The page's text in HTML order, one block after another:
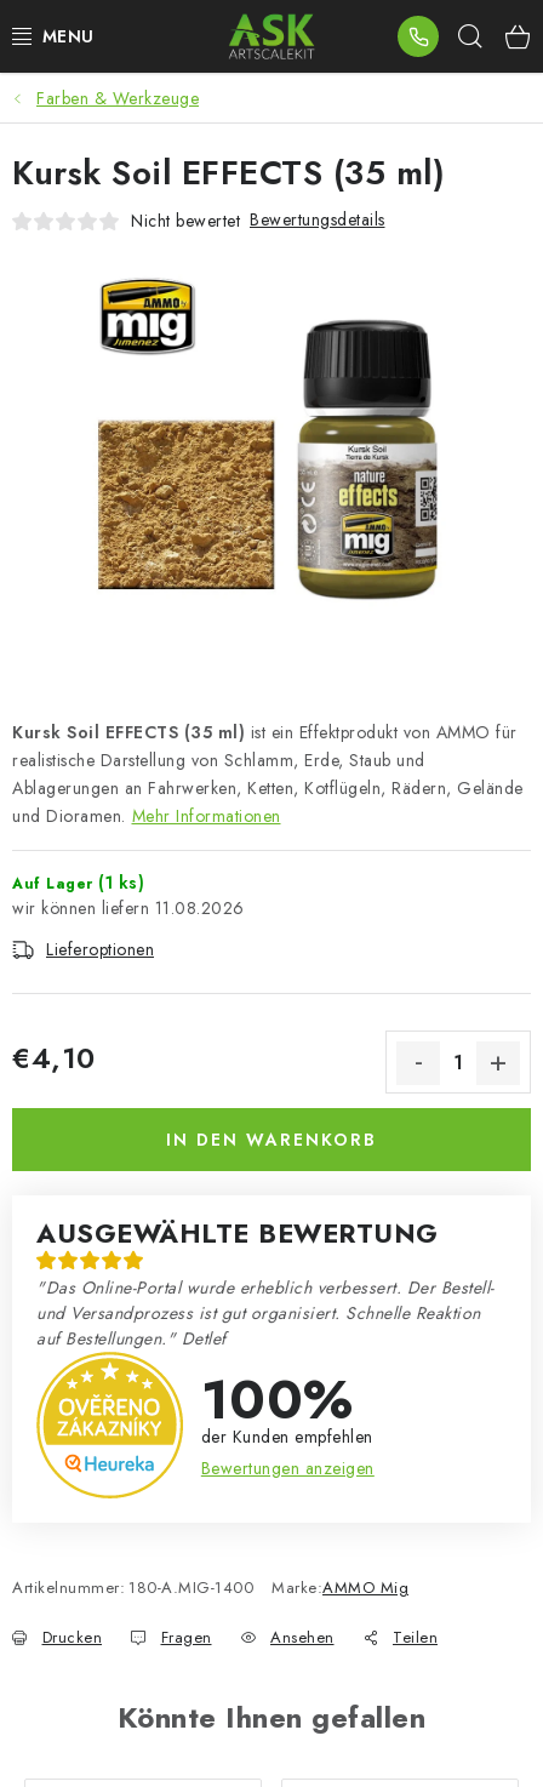
Inhalt
BLOG
SUMMER DAYS
WARHAMMER
ASK PRODUKTE
NEUHEITEN
PLASTIKMODELLE
ZUBEHÖR
FARBEN & WERKZEUGE
VOUCHERS
VERKAUFTE MARKEN
Versand und Bezahlung
Bedingungen und Konditionen
Datenschutzbestimmungen
Farben & Werkzeuge
Kursk Soil EFFECTS (35 ml) ist ein Effektprodukt von AMMO für
realistische Darstellung von Schlamm, Erde, Staub und
Ablagerungen an Fahrwerken, Ketten, Kotflügeln, Rädern, Gelände
und Dioramen. Mehr Informationen
Auf Lager (1 ks)
11.08.2026
Lieferoptionen
€4,10
IN DEN WARENKORB
AUSGEWÄHLTE BEWERTUNG
"Das Online-Portal wurde erheblich verbessert. Der Bestell-
und Versandprozess ist gut organisiert. Schnelle Reaktion
auf Bestellungen." Detlef
100%
der Kunden empfehlen
Bewertungen anzeigen
Artikelnummer: 180-A.MIG-1400 Marke:AMMO Mig
Drucken Fragen Ansehen Teilen
Kursk Soil EFFECTS (35 ml)
Nicht bewertet Bewertungsdetails
Könnte Ihnen gefallen